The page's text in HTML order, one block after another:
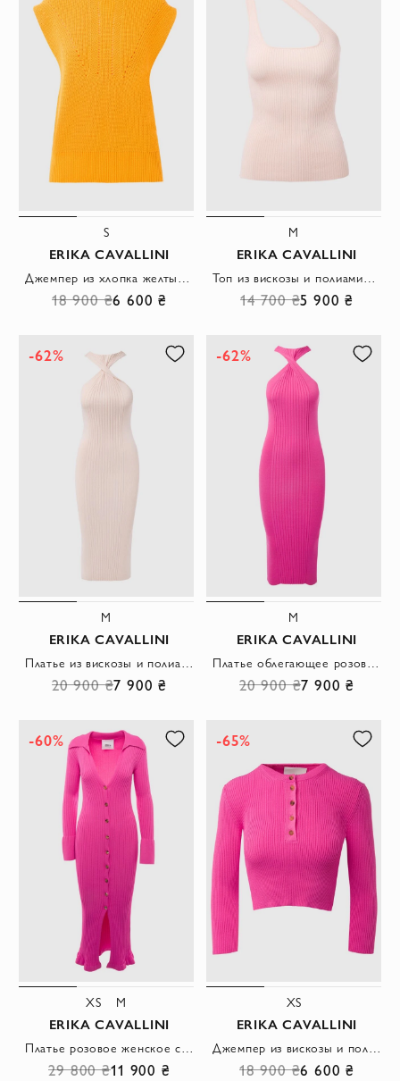
S
ERIKA CAVALLINI
18 900 ₴6 600 ₴
M
ERIKA CAVALLINI
14 700 ₴5 900 ₴
-62%
M
ERIKA CAVALLINI
20 900 ₴7 900 ₴
-62%
M
ERIKA CAVALLINI
20 900 ₴7 900 ₴
-60%
XS M
ERIKA CAVALLINI
29 800 ₴11 900 ₴
-65%
XS
ERIKA CAVALLINI
18 900 ₴6 600 ₴